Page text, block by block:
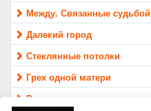
Между. Связанные судьбой
Далекий город
Стеклянные потолки
Грех одной матери
Раненые птицы